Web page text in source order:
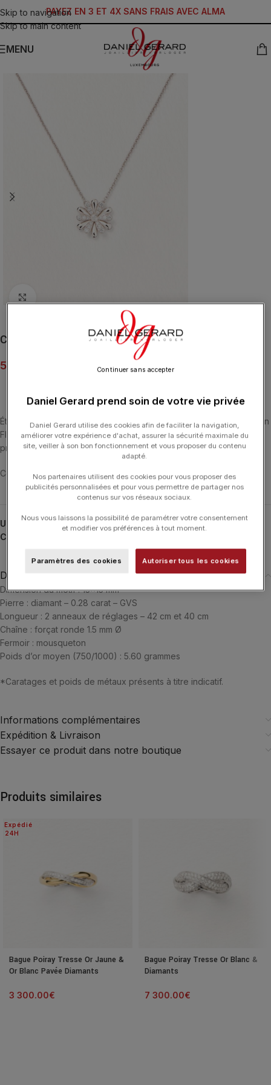
Skip to navigation
Skip to main content
PAYEZ EN 3 ET 4X SANS FRAIS AVEC ALMA
MENU
Collier Poiray Flower Diamants Or Blanc
5 350.00
Éternellement fraîches, les marguerites de diamants de la collection
Flower Poiray fleurissent en toutes saisons et enchantent par leur
préciosité romantique.
Collier Flower en or blanc, semi-pavé de diamants.
UGS :790413
Catégories :
Description
Dimension du motif : 15×15 mm
Pierre : diamant – 0.28 carat – GVS
Longueur : 2 anneaux de réglages – 42 cm et 40 cm
Chaîne : forçat ronde 1.5 mm Ø
Fermoir : mousqueton
Poids d’or moyen (750/1000) : 5.60 grammes
*Caratages et poids de métaux présents à titre indicatif.
Informations complémentaires
Expédition & Livraison
Essayer ce produit dans notre boutique
Produits similaires
24H
Expédié
Bague Poiray Tresse Or Jaune &
Or Blanc Pavée Diamants
3 300.00€
Bague Poiray Tresse Or Blanc &
Diamants
7 300.00€
Daniel Gerard prend soin de votre vie privée
Daniel Gerard utilise des cookies afin de faciliter la navigation,
améliorer votre expérience d'achat, assurer la sécurité maximale du
site, veiller à son bon fonctionnement et vous proposer du contenu
adapté.
Nos partenaires utilisent des cookies pour vous proposer des
publicités personnalisées et pour vous permettre de partager nos
contenus sur vos réseaux sociaux.
Nous vous laissons la possibilité de paramétrer votre consentement
et modifier vos préférences à tout moment.
Paramètres des cookies Autoriser tous les cookies
Continuer sans accepter